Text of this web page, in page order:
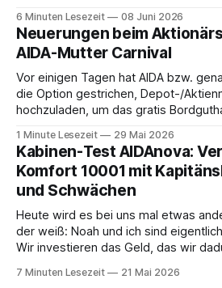
Saxonia ging es zur Mittagszeit von
– und wir durften für ein
6 Minuten Lesezeit 08 Juni 2026
Neuerungen beim
AIDA-Mutter Carnival
Vor einigen Tagen hat AIDA bzw.
die Option gestrichen, Depot-/
hochzuladen, um das gratis
werden, um das Bordguthaben zu
einiger Zeit wurde zudem die
Bordguthaben per
1 Minute Lesezeit 29 Mai 2026
Kabinen-Test AIDAnova:
Komfort 10001 mit
und Schwächen
Heute wird es bei uns mal etwas
der weiß: Noah und ich sind
Wir investieren das Geld, das wir
Cocktail an der Bar. Auch auf einer
7 Minuten Lesezeit 21 Mai 2026